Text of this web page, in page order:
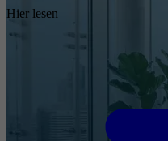
Hier lesen